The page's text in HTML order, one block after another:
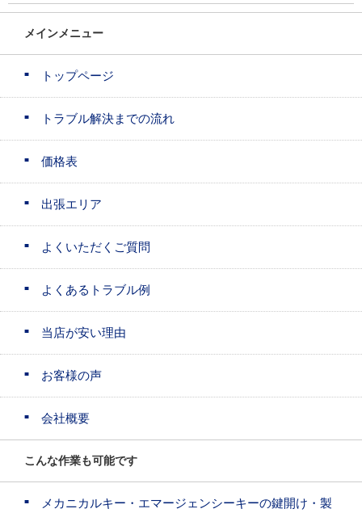
メインメニュー
トップページ
トラブル解決までの流れ
価格表
出張エリア
よくいただくご質問
よくあるトラブル例
当店が安い理由
お客様の声
会社概要
こんな作業も可能です
メカニカルキー・エマージェンシーキーの鍵開け・製